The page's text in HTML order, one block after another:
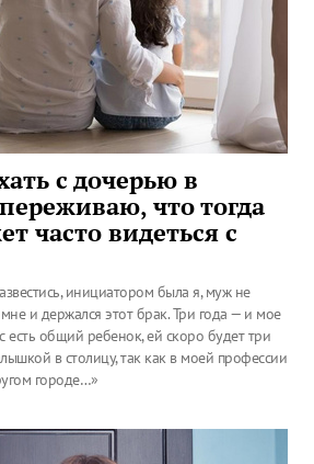
с дочерью в
что тогда
часто видеться с
инициатором была я, муж не
и держался этот брак. Три года — и мое
есть общий ребенок, ей скоро будет три
в столицу, так как в моей профессии
городе…»